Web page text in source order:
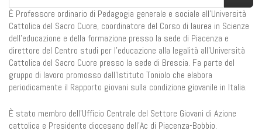
È Professore ordinario di Pedagogia generale e sociale all’Università
Cattolica del Sacro Cuore, coordinatore del Corso di laurea in Scienze
dell’educazione e della formazione presso la sede di Piacenza e
direttore del Centro studi per l’educazione alla legalità all’Università
Cattolica del Sacro Cuore presso la sede di Brescia. Fa parte del
gruppo di lavoro promosso dall’Istituto Toniolo che elabora
periodicamente il Rapporto giovani sulla condizione giovanile in Italia.
È stato membro dell'Ufficio Centrale del Settore Giovani di Azione
cattolica e Presidente diocesano dell'Ac di Piacenza-Bobbio.